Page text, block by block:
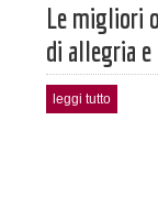
Le migliori
di allegria
leggi tutto